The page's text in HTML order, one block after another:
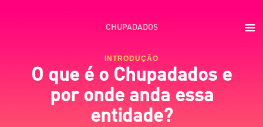
CHUPADADOS
INTRODUÇÃO
O que é o Chupadados e
por onde anda essa
entidade?